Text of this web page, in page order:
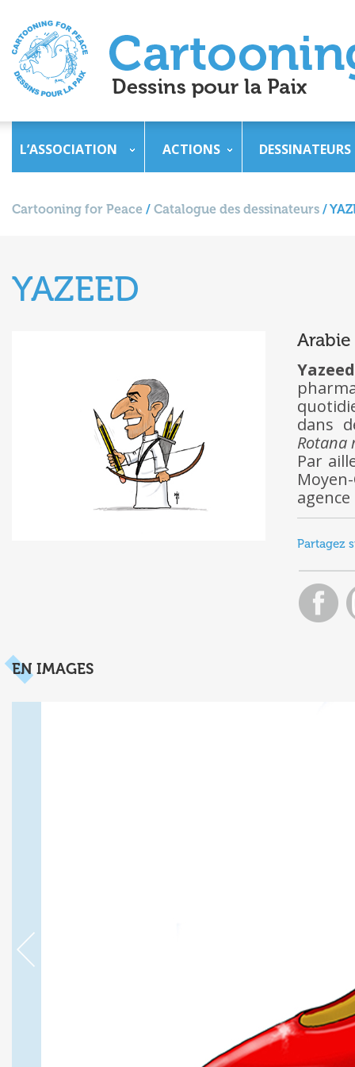
L’ASSOCIATION ACTIONS DESSINATEURS
Cartooning for Peace / Catalogue des dessinateurs /
YAZEED
Yazeed
dans
Rotana
Par
Partagez
EN IMAGES